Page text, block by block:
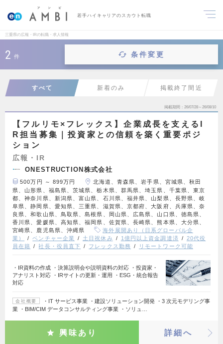
若手ハイキャリアのスカウト転職
三重県の広報・IRの転職・求人情報
2 件 条件変更
すべて 新着のみ 掲載終了間近
掲載期間 26/07/28～26/08/10
【フルリモ×フレックス】企業成長を支えるI
R担当募集｜投資家との信頼を築く重要ポジ
ション
広報・IR
ONESTRUCTION株式会社
500万円 ～ 899万円
北海道、青森県、岩手県、宮城県、秋田
県、山形県、福島県、茨城県、栃木県、群馬県、埼玉県、千葉県、東京
都、神奈川県、新潟県、富山県、石川県、福井県、山梨県、長野県、岐
阜県、静岡県、愛知県、三重県、滋賀県、京都府、大阪府、兵庫県、奈
良県、和歌山県、鳥取県、島根県、岡山県、広島県、山口県、徳島県、
香川県、愛媛県、高知県、福岡県、佐賀県、長崎県、熊本県、大分県、
宮崎県、鹿児島県、沖縄県
海外展開あり（日系グローバル企
業）
ベンチャー企業 土日祝休み 1億円以上資金調達済
20代役
員在籍
社長・役員直下 フレックス勤務 リモートワーク可能
・IR資料の作成 ・決算説明会や説明資料の対応 ・投資家・
アナリスト対応 ・IRサイトの更新・運用 ・ESG・統合報告
対応
会社概要
・IT サービス事業 ・建設ソリューション開発 ・3 次元モデリング事
業 ・BIM/CIM データコンサルティング事業 ・ソリュ…
興味あり 詳細へ